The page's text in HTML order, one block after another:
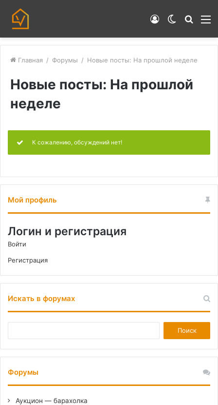
Switch
Войти
Главная / Форумы / Новые посты: На прошлой неделе
Новые посты: На прошлой
неделе
К сожалению, обсуждений нет!
Мой профиль
Логин и регистрация
Войти
Регистрация
Искать в форумах
Форумы
Аукцион — барахолка